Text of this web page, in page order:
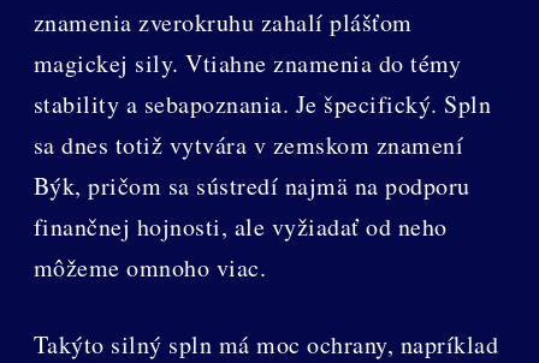
znamenia zverokruhu zahalí plášťom
magickej sily. Vtiahne znamenia do témy
stability a sebapoznania. Je špecifický. Spln
sa dnes totiž vytvára v zemskom znamení
Býk, pričom sa sústredí najmä na podporu
finančnej hojnosti, ale vyžiadať od neho
môžeme omnoho viac.
Takýto silný spln má moc ochrany, napríklad